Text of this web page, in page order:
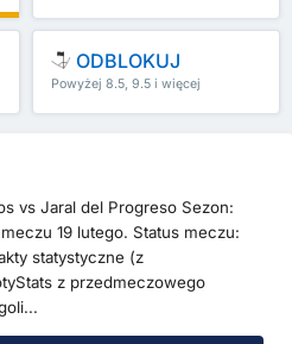
ODBLOKUJ
Powyżej 8.5, 9.5 i więcej
vs Jaral del Progreso Sezon:
19 lutego. Status meczu:
statystyczne (z
z przedmeczowego